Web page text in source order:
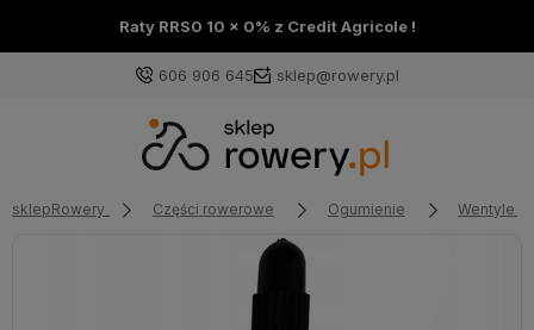
Raty RRS0 10 x 0% z Credit Agricole !
606 906 645 sklep@rowery.pl
sklepRowery Części rowerowe Ogumienie Wentyle